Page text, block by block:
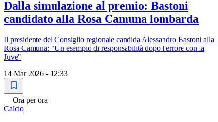
Dalla simulazione al premio: Bastoni
candidato alla Rosa Camuna lombarda
Il presidente del Consiglio regionale candida Alessandro Bastoni alla
Rosa Camuna: "Un esempio di responsabilità dopo l'errore con la
Juve"
14 Mar 2026 - 12:33
Ora per ora
Calcio